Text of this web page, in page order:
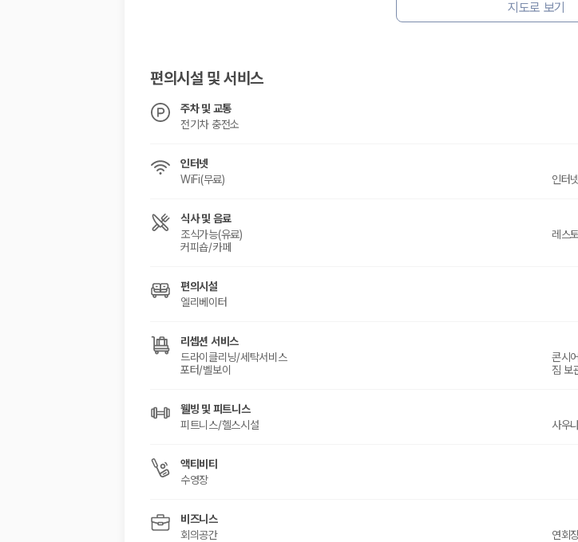
지도로 보기
편의시설 및 서비스
주차 및 교통
전기차 충전소
인터넷
WiFi(무료)
인터넷
식사 및 음료
조식가능(유료)
레스
커피숍/카페
편의시설
엘리베이터
리셉션 서비스
드라이클리닝/세탁서비스
콘시
포터/벨보이
짐 보
웰빙 및 피트니스
피트니스/헬스시설
사우
액티비티
수영장
비즈니스
회의공간
연회